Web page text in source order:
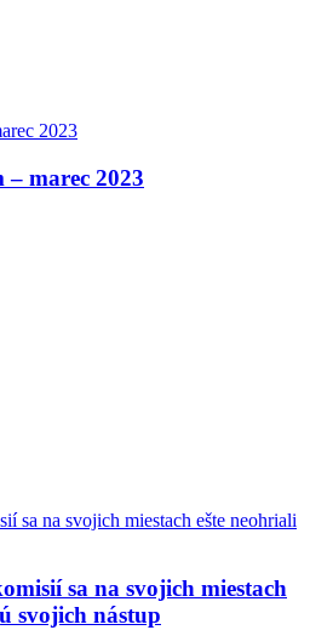
marec 2023
sa na svojich miestach
svojich nástup